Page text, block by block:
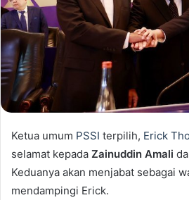
Ketua umum PSSI terpilih, Erick
selamat kepada Zainuddin Amali
Keduanya akan menjabat sebagai
mendampingi Erick.